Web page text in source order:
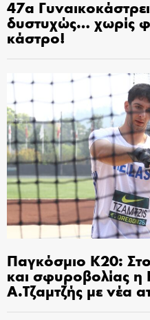
47α
δυστυχώς… χωρίς
κάστρο!
Παγκόσμιο Κ20:
και σφυροβολίας
Α.Τζαμτζής με νέα